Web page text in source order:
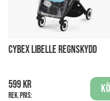
CYBEX LIBELLE REGNSKYDD
599 kr
Rek. pris: